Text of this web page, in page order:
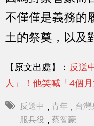
不僅僅是義務的
土的祭奠，以及
【原文出處】： 反送
人」！他笑喊「4個
反送中 , 青年 , 台灣
服兵役 , 蔡智豪